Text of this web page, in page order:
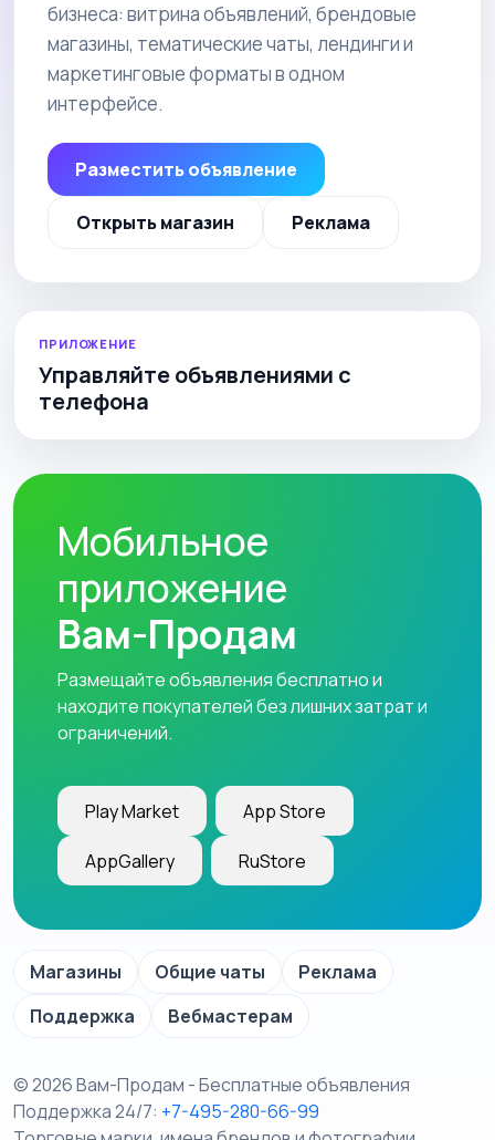
бизнеса: витрина объявлений, брендовые
магазины, тематические чаты, лендинги и
маркетинговые форматы в одном
интерфейсе.
Разместить объявление
Открыть магазин Реклама
ПРИЛОЖЕНИЕ
Управляйте объявлениями с
телефона
Мобильное
приложение
Вам-Продам
Размещайте объявления бесплатно и
находите покупателей без лишних затрат и
ограничений.
Play Market App Store
AppGallery RuStore
Магазины Общие чаты
Реклама
Поддержка
Вебмастерам
© 2026 Вам-Продам - Бесплатные объявления
Поддержка 24/7: +7-495-280-66-99